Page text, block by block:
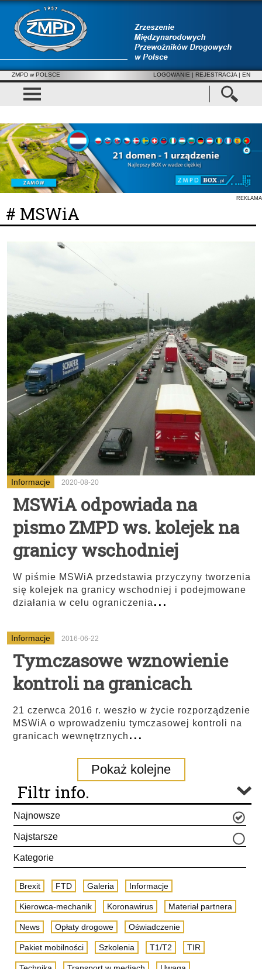
ZMPD w POLSCE LOGOWANIE | REJESTRACJA | EN
REKLAMA
# MSWiA
Informacje 2020-08-20
MSWiA odpowiada na
pismo ZMPD ws. kolejek na
granicy wschodniej
W piśmie MSWiA przedstawia przyczyny tworzenia
się kolejek na granicy wschodniej i podejmowane
działania w celu ograniczenia...
Informacje 2016-06-22
Tymczasowe wznowienie
kontroli na granicach
21 czerwca 2016 r. weszło w życie rozporządzenie
MSWiA o wprowadzeniu tymczasowej kontroli na
granicach wewnętrznych ...
Pokaż kolejne
Filtr info.
Najnowsze
Najstarsze
Kategorie
Brexit FTD Galeria Informacje
Kierowca-mechanik Koronawirus Materiał partnera
News Opłaty drogowe Oświadczenie
Pakiet mobilności Szkolenia T1/T2 TIR